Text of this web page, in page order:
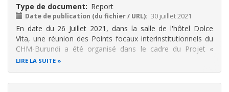
Type de document Report
Date de publication (du fichier / URL) 30 juillet 2021
En date du 26 Juillet 2021, dans la salle de l'hôtel Dolce
Vita, une réunion des Points focaux interinstitutionnels du
CHM-Burundi a été organisé dans le cadre du Projet «
CHM-OBPE» du Programme de recherche, d’échange
LIRE LA SUITE